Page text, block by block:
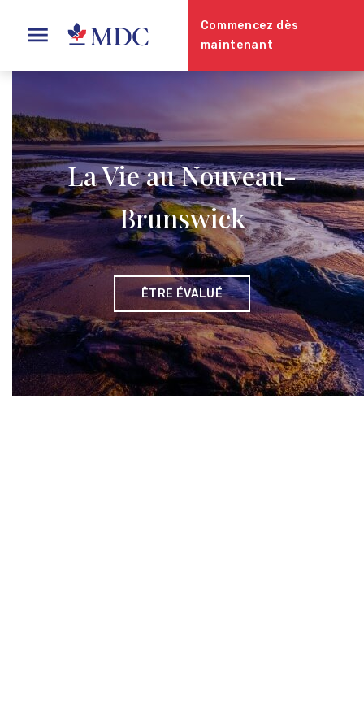
Commencez dès
maintenant
La Vie au Nouveau-
Brunswick
ÊTRE ÉVALUÉ